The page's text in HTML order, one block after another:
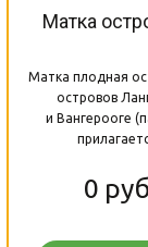
Матка
Матка плодная
островов
и Вангерооге
0